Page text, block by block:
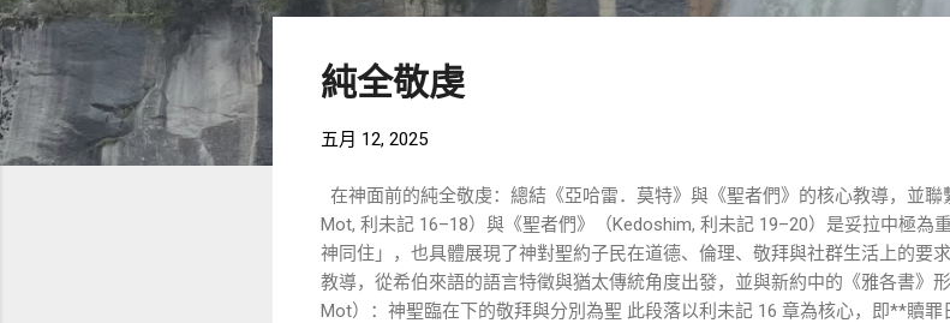
文
純全敬虔
五月 12, 2025
在神面前的純全敬虔：總結《亞哈雷．莫特》與《聖者們》的核心教導，並
Mot, 利未記 16–18）與《聖者們》（Kedoshim, 利未記 19–20）是妥拉中極為
神同住」，也具體展現了神對聖約子民在道德、倫理、敬拜與社群生活上的要
教導，從希伯來語的語言特徵與猶太傳統角度出發，並與新約中的《雅各書》
Mot）：神聖臨在下的敬拜與分別為聖 此段落以利未記 16 章為核心，即**贖罪